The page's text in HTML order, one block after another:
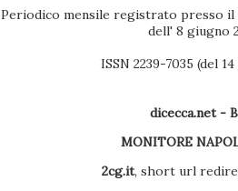
classico è estremamente più
IBM Think Pad R40, non possi...
Periodico mensile registrato presso il
dell' 8 giugno
ISSN 2239-7035 (del
dicecca.net -
MONITORE
2cg.it, short url